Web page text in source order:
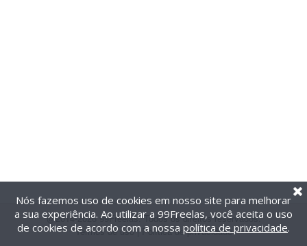
@2014-2026 99Freelas. Todos os direitos reservados.
Termos de uso| Política de privacidade
Nós fazemos uso de cookies em nosso site para melhorar
a sua experiência. Ao utilizar a 99Freelas, você aceita o uso
de cookies de acordo com a nossa política de privacidade.